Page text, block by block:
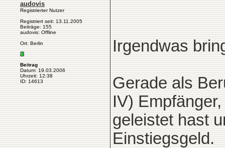
audovis
Registrierter Nutzer
Registriert seit: 13.11.2005
Beiträge: 155
audovis: Offline
Ort: Berlin
Beitrag
Datum: 19.03.2006
Uhrzeit: 12:38
ID: 14613
Irgendwas
Gerade als
IV)
geleistet hast
Einstiegsgeld.